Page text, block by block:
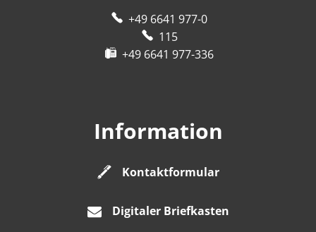
+49 6641 977-0
115
+49 6641 977-336
Information
Kontaktformular
Digitaler Briefkasten